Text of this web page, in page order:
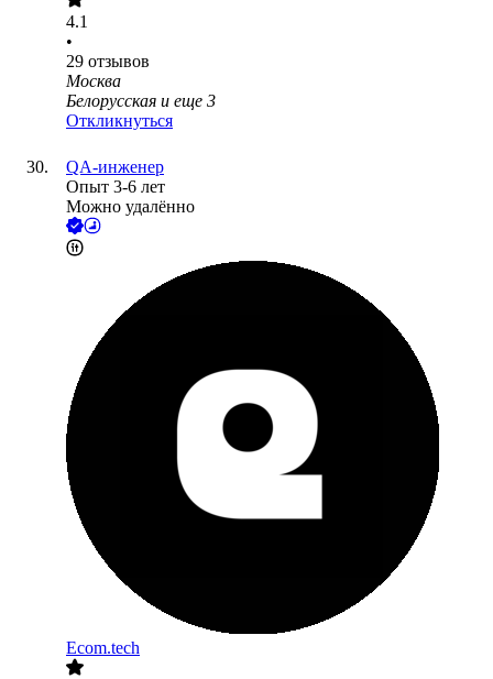
4.1
•
29 отзывов
Москва
Белорусская и еще 3
Откликнуться
QA-инженер
Опыт 3-6 лет
Можно удалённо
Ecom.tech